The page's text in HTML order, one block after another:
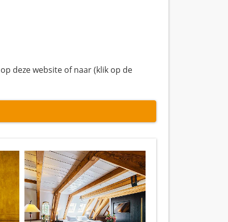
deze website of naar (klik op de